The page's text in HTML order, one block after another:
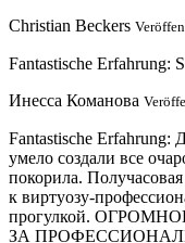
Christian Beckers
Fantastische Erfahrung:
Инесса Команова
Fantastische Erfahrung:
умело создали все
покорила.
к виртуозу-
прогулкой.
ЗА